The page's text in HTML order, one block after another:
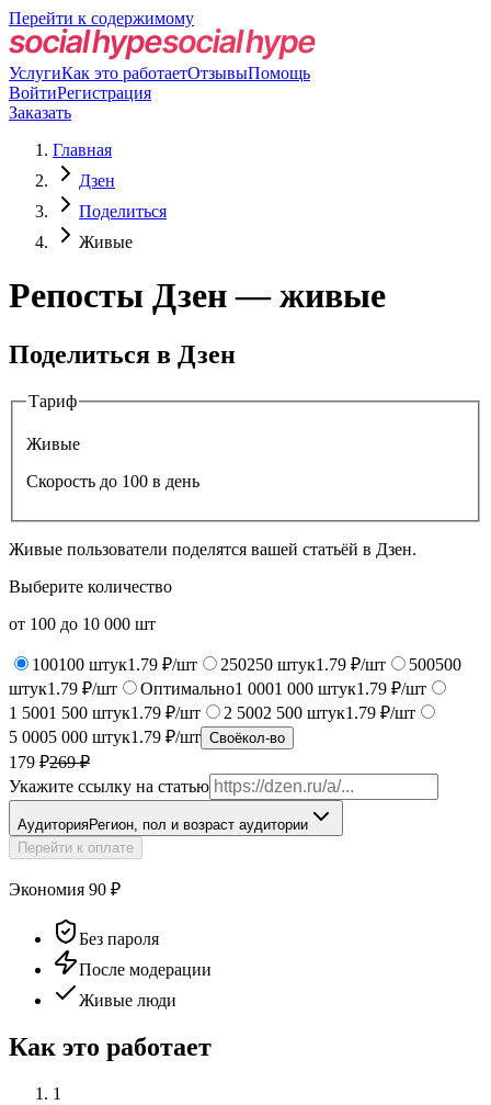
Перейти к содержимому
УслугиКак это работаетОтзывыПомощь
ВойтиРегистрация
Заказать
Главная
Дзен
Поделиться
Живые
Репосты Дзен — живые
Поделиться в Дзен
Тариф
Живые
Скорость до 100 в день
Живые пользователи поделятся вашей статьёй в Дзен.
Выберите количество
от 100 до 10 000 шт
100100 штук1.79 ₽/шт 250250 штук1.79 ₽/шт 500500
штук1.79 ₽/шт Оптимально1 0001 000 штук1.79 ₽/шт
1 5001 500 штук1.79 ₽/шт 2 5002 500 штук1.79 ₽/шт
5 0005 000 штук1.79 ₽/шт Своёкол-во
179 ₽269₽
Укажите ссылку на статью
АудиторияРегион, пол и возраст аудитории
Перейти к оплате
Экономия 90 ₽
Без пароля
После модерации
Живые люди
Как это работает
1